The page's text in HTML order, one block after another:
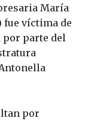
María
fue víctima de
por parte del
por